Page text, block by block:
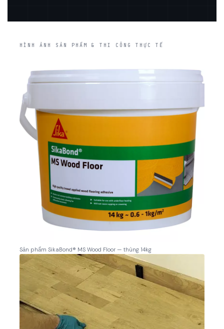
HÌNH ẢNH SẢN PHẨM & THI CÔNG THỰC TẾ
Sản phẩm SikaBond® MS Wood Floor — thùng 14kg